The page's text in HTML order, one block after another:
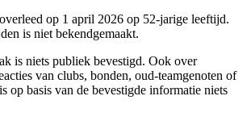
op 1 april 2026 op 52-jarige leeftijd.
is niet bekendgemaakt.
is niets publiek bevestigd. Ook over
van clubs, bonden, oud-teamgenoten of
op basis van de bevestigde informatie niets